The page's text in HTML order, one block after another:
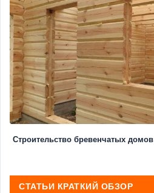
Строительство бревенчатых домов
СТАТЬИ КРАТКИЙ ОБЗОР